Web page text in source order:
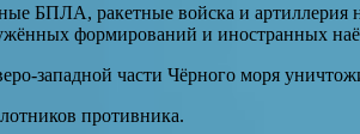
БПЛА, ракетные войска и
формирований и иностранных
западной части Чёрного моря
противника.